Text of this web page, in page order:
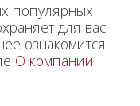
популярных
для вас
ознакомится
О компании.